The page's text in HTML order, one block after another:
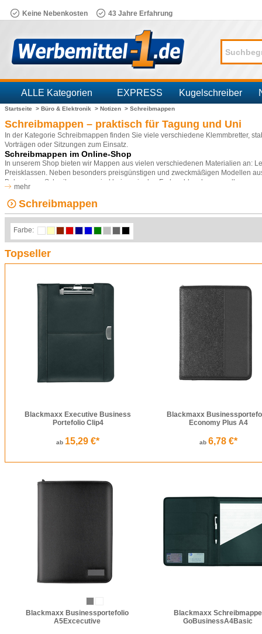
Keine Nebenkosten 43 Jahre Erfahrung
ALLE Kategorien EXPRESS Kugelschreiber
Branchen
Startseite > Büro & Elektronik > Notizen > Schreibmappen
Schreibmappen – praktisch für Tagung und Uni
In der Kategorie Schreibmappen finden Sie viele verschiedene Klemmbretter,
Vorträgen oder Sitzungen zum Einsatz.
Schreibmappen im Online-Shop
In unserem Shop bieten wir Mappen aus vielen verschiedenen Materialien an:
Preisklassen. Neben besonders preisgünstigen und zweckmäßigen Modellen
Balmain an. Schreibmappen sind bei uns in den Farben blau, braun, gelb,
Schreibutensilien wie Taschenrechnern, Blöcken oder Stiften kombiniert.
Einsatzmöglichkeiten von Schreibmappen
Eine edle Mappe aus Leder macht auf einer Tagung einen viel
Veredelung durch Prägung oder Druck erkennt jeder sofort, für welches
Firma. Schüler und Studenten sind mit Klemmbrettern sehr gut bedient, denn
Vorlesungen keinen Sitzplatz mehr ergattert hat. In Zeiten der doppelten
mitschreiben kann. Nutzen Sie die große Werbewirkung von Schreibmappen für
mehr
Schreibmappen
Farbe:
Topseller
Blackmaxx Executive Business
Portefolio Clip4
ab 15,29 €*
Blackmaxx
Economy Plus A4
ab 6,78 €*
Blackmaxx Businessportefolio
A5Excecutive
Blackmaxx Schreibmappe
GoBusinessA4Basic